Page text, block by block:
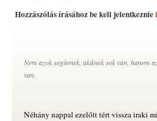
Hozzászólás írásához be kell jelentkeznie
Nem azok segítenek, akiknek sok van, hanem
van.
Néhány nappal ezelőtt tért vissza iraki